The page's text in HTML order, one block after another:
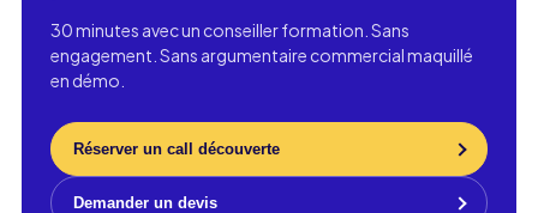
30 minutes avec un conseiller formation. Sans
engagement. Sans argumentaire commercial maquillé
en démo.
Réserver un call découverte
Demander un devis